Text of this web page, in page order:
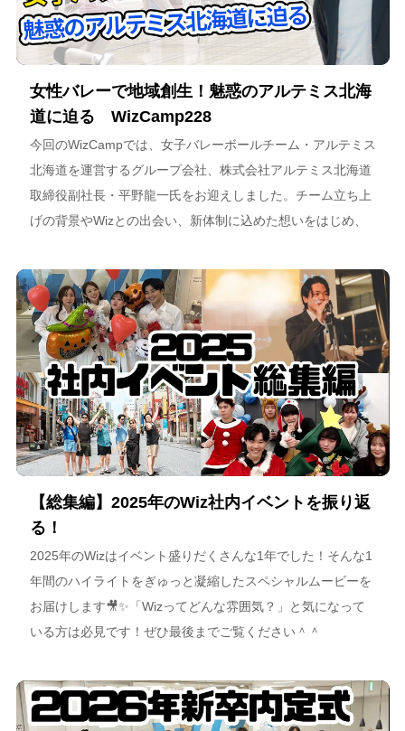
女性バレーで地域創生！魅惑のアルテミス北海
道に迫る WizCamp228
今回のWizCampでは、女子バレーボールチーム・アルテミス
北海道を運営するグループ会社、株式会社アルテミス北海道
取締役副社長・平野龍一氏をお迎えしました。チーム立ち上
げの背景やWizとの出会い、新体制に込めた想いをはじめ、
海道が描く今後のビジョンについて語っています。
【総集編】2025年のWiz社内イベントを振り返
る！
2025年のWizはイベント盛りだくさんな1年でした！そんな1
年間のハイライトをぎゅっと凝縮したスペシャルムービーを
お届けします🎥✨「Wizってどんな雰囲気？」と気になって
いる方は必見です！ぜひ最後までご覧ください＾＾